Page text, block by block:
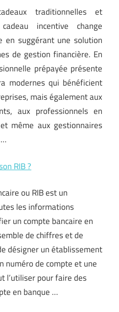
traditionnelles et
incentive change
en suggérant une solution
de gestion financière. En
prépayée présente
modernes qui bénéficient
mais également aux
aux professionnels en
même aux gestionnaires
…
RIB ?
ou RIB est un
les informations
un compte bancaire en
de chiffres et de
désigner un établissement
numéro de compte et une
l’utiliser pour faire des
en banque …